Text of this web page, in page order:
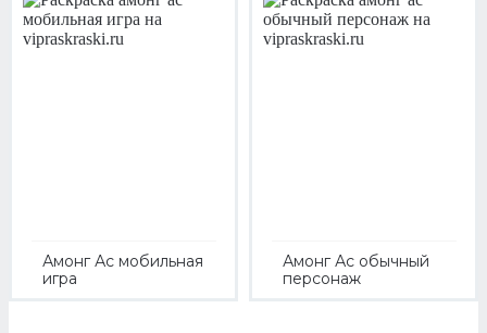
Амонг Ас мобильная
игра
Амонг Ас обычный
персонаж